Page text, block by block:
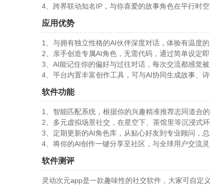
4、跨界联动知名IP，与你喜爱的故事角色在平行时空
应用优势
1、与拥有独立性格的AI伙伴深度对话，体验有温度
2、亲手创造专属AI角色，无需代码，通过简单设定即
3、AI能记住你的偏好与过往对话，每次交流都感觉被
4、平台内置丰富创作工具，可与AI协同生成故事、诗
软件功能
1、智能匹配系统，根据你的兴趣精准推荐志同道合的
2、多元虚拟场景社交，在星空下、茶馆里等沉浸式环
3、定期更新的AI角色库，从贴心好友到专业顾问，总
4、将你的AI创作一键分享至社区，与全球用户交流灵
软件测评
灵动次元app是一款趣味性的社交软件，大家可自定